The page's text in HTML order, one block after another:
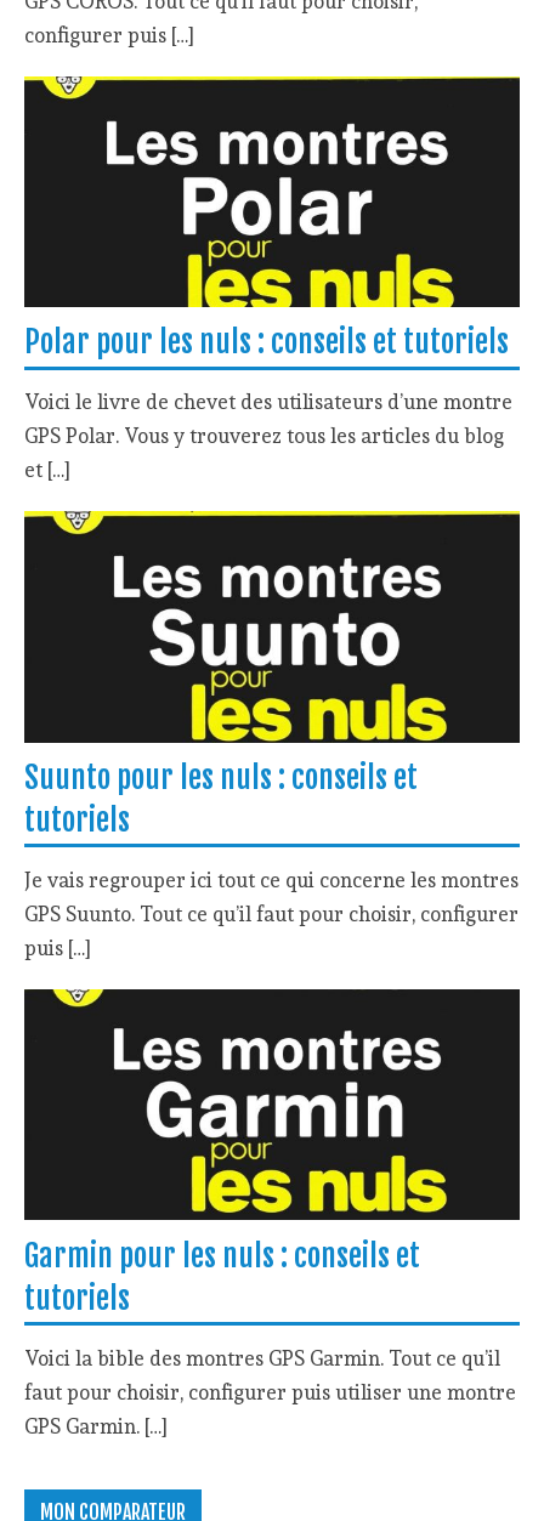
configurer puis […]
Polar pour les nuls : conseils et tutoriels
Voici le livre de chevet des utilisateurs d’une montre
GPS Polar. Vous y trouverez tous les articles du blog
et […]
Suunto pour les nuls : conseils et
tutoriels
Je vais regrouper ici tout ce qui concerne les montres
GPS Suunto. Tout ce qu’il faut pour choisir, configurer
puis […]
Garmin pour les nuls : conseils et
tutoriels
Voici la bible des montres GPS Garmin. Tout ce qu’il
faut pour choisir, configurer puis utiliser une montre
GPS Garmin. […]
MON COMPARATEUR